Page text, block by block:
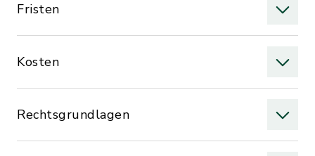
Fristen
Kosten
Rechtsgrundlagen